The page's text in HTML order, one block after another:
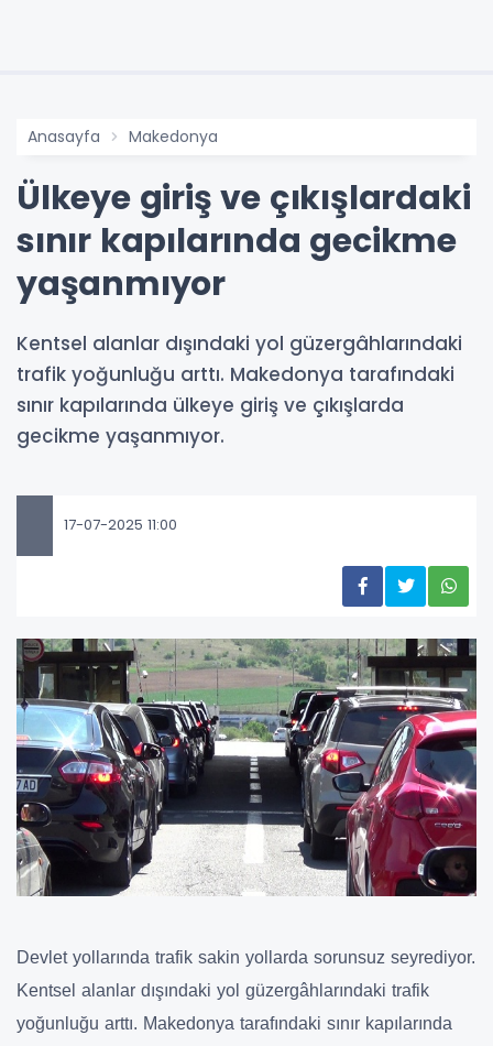
Anasayfa Makedonya
Ülkeye giriş ve çıkışlardaki
sınır kapılarında gecikme
yaşanmıyor
Kentsel alanlar dışındaki yol güzergâhlarındaki
trafik yoğunluğu arttı. Makedonya tarafındaki
sınır kapılarında ülkeye giriş ve çıkışlarda
gecikme yaşanmıyor.
17-07-2025 11:00
Devlet yollarında trafik sakin yollarda sorunsuz seyrediyor.
Kentsel alanlar dışındaki yol güzergâhlarındaki trafik
yoğunluğu arttı. Makedonya tarafındaki sınır kapılarında